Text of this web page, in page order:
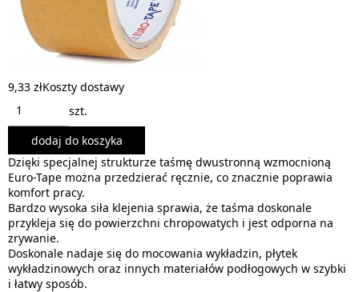
9,33 złKoszty dostawy
szt.
dodaj do koszyka
Dzięki specjalnej strukturze taśmę dwustronną wzmocnioną
Euro-Tape można przedzierać ręcznie, co znacznie poprawia
komfort pracy.
Bardzo wysoka siła klejenia sprawia, że taśma doskonale
przykleja się do powierzchni chropowatych i jest odporna na
zrywanie.
Doskonale nadaje się do mocowania wykładzin, płytek
wykładzinowych oraz innych materiałów podłogowych w szybki
i łatwy sposób.